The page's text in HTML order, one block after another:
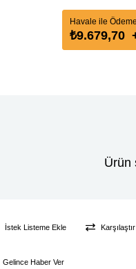
Havale ile Ödeme
₺9.679,70
Ürün
İstek Listeme Ekle Karşılaştır
Gelince Haber Ver